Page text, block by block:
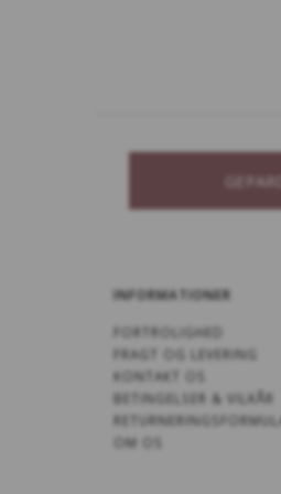
INFORMATIONER
FORTROLIGHED
FRAGT OG LEVERING
KONTAKT OS
BETINGELSER & VILKÅR
OM OS